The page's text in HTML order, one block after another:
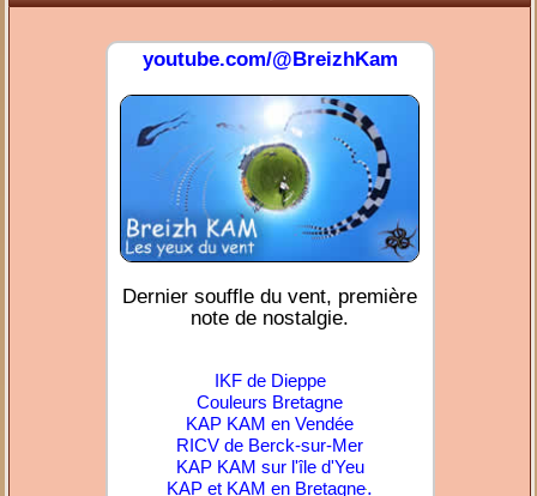
youtube.com/@BreizhKam
Dernier souffle du vent, première
note de nostalgie.
IKF de Dieppe
Couleurs Bretagne
KAP KAM en Vendée
RICV de Berck-sur-Mer
KAP KAM sur l'île d'Yeu
KAP et KAM en Bretagne.